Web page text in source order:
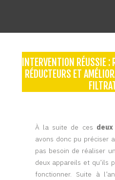
INTERVENTION RÉUSSIE :
RÉDUCTEURS ET
À la suite de ces
avons donc pu préciser
pas besoin de réaliser
deux appareils et qu’ils
fonctionner. Suite à